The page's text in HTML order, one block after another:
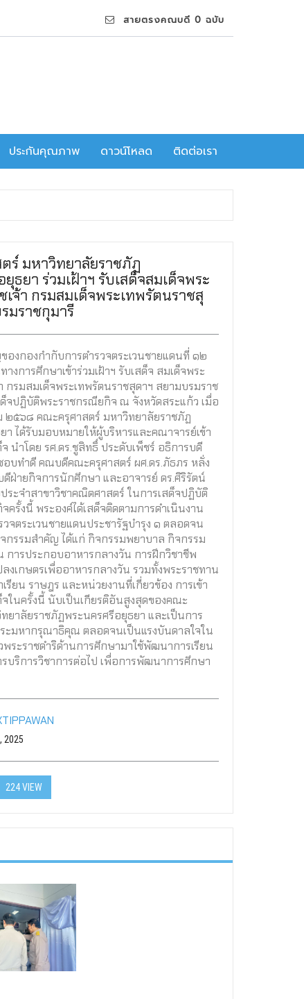
สายตรงคณบดี 0 ฉบับ
ประกันคุณภาพ ดาวน์โหลด ติดต่อเรา
ร์ มหาวิทยาลัยราชภัฏ
ธยา ร่วมเฝ้าฯ รับเสด็จสมเด็จพระ
จ้า กรมสมเด็จพระเทพรัตนราชสุ
มราชกุมารี
องกองกำกับการตำรวจตระเวนชายแดนที่ ๑๒
งการศึกษาเข้าร่วมเฝ้าฯ รับเสด็จ สมเด็จพระ
กรมสมเด็จพระเทพรัตนราชสุดาฯ สยามบรมราช
จปฏิบัติพระราชกรณียกิจ ณ จังหวัดสระแก้ว เมื่อ
๒๕๖๘ คณะครุศาสตร์ มหาวิทยาลัยราชภัฏ
า ได้รับมอบหมายให้ผู้บริหารและคณาจารย์เข้า
จ นำโดย รศ.ดร.ชูสิทธิ์ ประดับเพ็ชร์ อธิการบดี
บทำดี คณบดีคณะครุศาสตร์ ผศ.ดร.ภัธภร หลั่ง
ฝ่ายกิจการนักศึกษา และอาจารย์ ดร.ศิริรัตน์
ระจำสาขาวิชาคณิตศาสตร์ ในการเสด็จปฏิบัติ
ครั้งนี้ พระองค์ได้เสด็จติดตามการดำเนินงาน
วจตระเวนชายแดนประชารัฐบำรุง ๑ ตลอดจน
กรรมสำคัญ ได้แก่ กิจกรรมพยาบาล กิจกรรม
การประกอบอาหารกลางวัน การฝึกวิชาชีพ
งเกษตรเพื่ออาหารกลางวัน รวมทั้งพระราชทาน
รียน ราษฎร และหน่วยงานที่เกี่ยวข้อง การเข้า
จในครั้งนี้ นับเป็นเกียรติอันสูงสุดของคณะ
ยาลัยราชภัฏพระนครศรีอยุธยา และเป็นการ
มหากรุณาธิคุณ ตลอดจนเป็นแรงบันดาลใจใน
ระราชดำริด้านการศึกษามาใช้พัฒนาการเรียน
บริการวิชาการต่อไป เพื่อการพัฒนาการศึกษา
2025
224 VIEW